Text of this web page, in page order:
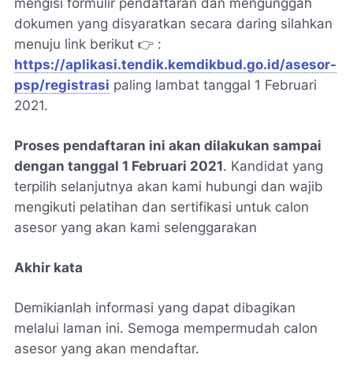
dokumen yang disyaratkan secara daring silahkan
menuju link berikut 👉 :
https://aplikasi.tendik.kemdikbud.go.id/asesor-
psp/registrasi paling lambat tanggal 1 Februari
2021.
Proses pendaftaran ini akan dilakukan sampai
dengan tanggal 1 Februari 2021. Kandidat yang
terpilih selanjutnya akan kami hubungi dan wajib
mengikuti pelatihan dan sertifikasi untuk calon
asesor yang akan kami selenggarakan
Akhir kata
Demikianlah informasi yang dapat dibagikan
melalui laman ini. Semoga mempermudah calon
asesor yang akan mendaftar.